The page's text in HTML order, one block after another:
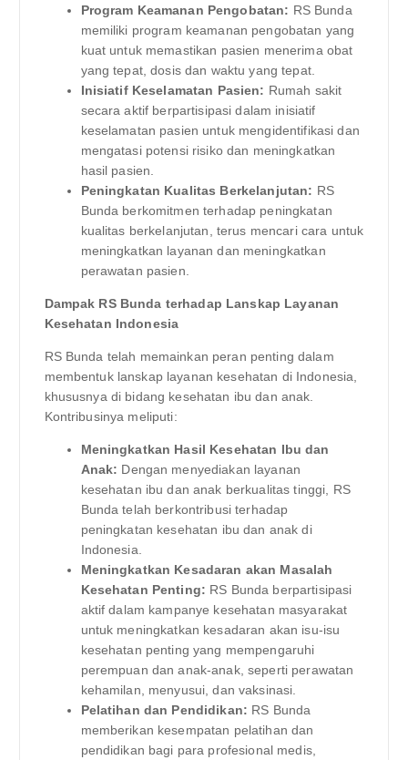
Program Keamanan Pengobatan: RS Bunda
memiliki program keamanan pengobatan yang
kuat untuk memastikan pasien menerima obat
yang tepat, dosis dan waktu yang tepat.
Inisiatif Keselamatan Pasien: Rumah sakit
secara aktif berpartisipasi dalam inisiatif
keselamatan pasien untuk mengidentifikasi dan
mengatasi potensi risiko dan meningkatkan
hasil pasien.
Peningkatan Kualitas Berkelanjutan: RS
Bunda berkomitmen terhadap peningkatan
kualitas berkelanjutan, terus mencari cara untuk
meningkatkan layanan dan meningkatkan
perawatan pasien.
Dampak RS Bunda terhadap Lanskap Layanan
Kesehatan Indonesia
RS Bunda telah memainkan peran penting dalam
membentuk lanskap layanan kesehatan di Indonesia,
khususnya di bidang kesehatan ibu dan anak.
Kontribusinya meliputi:
Meningkatkan Hasil Kesehatan Ibu dan
Anak: Dengan menyediakan layanan
kesehatan ibu dan anak berkualitas tinggi, RS
Bunda telah berkontribusi terhadap
peningkatan kesehatan ibu dan anak di
Indonesia.
Meningkatkan Kesadaran akan Masalah
Kesehatan Penting: RS Bunda berpartisipasi
aktif dalam kampanye kesehatan masyarakat
untuk meningkatkan kesadaran akan isu-isu
kesehatan penting yang mempengaruhi
perempuan dan anak-anak, seperti perawatan
kehamilan, menyusui, dan vaksinasi.
Pelatihan dan Pendidikan: RS Bunda
memberikan kesempatan pelatihan dan
pendidikan bagi para profesional medis,